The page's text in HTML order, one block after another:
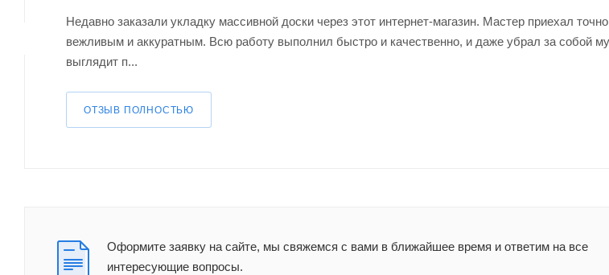
Недавно заказали укладку массивной доски через этот интернет-магазин. Мастер приехал
вежливым и аккуратным. Всю работу выполнил быстро и качественно, и даже убрал за собой
выглядит п...
ОТЗЫВ ПОЛНОСТЬЮ
Оформите заявку на сайте, мы свяжемся с вами в ближайшее время и ответим на все
интересующие вопросы.